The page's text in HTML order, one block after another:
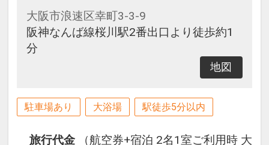
大阪市浪速区幸町3-3-9
阪神なんば線桜川駅2番出口より徒歩約1
分
地図
駐車場あり 大浴場 駅徒歩5分以内
旅行代金 （航空券+宿泊 2名1室ご利用時 大